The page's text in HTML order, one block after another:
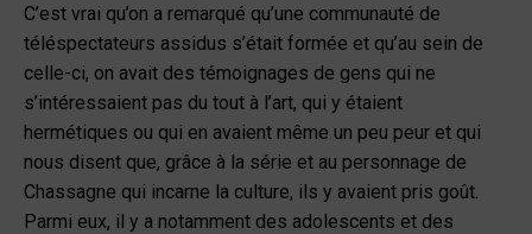
C’est vrai qu’on a remarqué qu’une communauté de
téléspectateurs assidus s’était formée et qu’au sein de
celle-ci, on avait des témoignages de gens qui ne
s’intéressaient pas du tout à l’art, qui y étaient
hermétiques ou qui en avaient même un peu peur et qui
nous disent que, grâce à la série et au personnage de
Chassagne qui incarne la culture, ils y avaient pris goût.
Parmi eux, il y a notamment des adolescents et des